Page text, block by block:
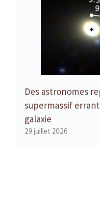
Des astronomes
supermassif
galaxie
29 juillet 2026